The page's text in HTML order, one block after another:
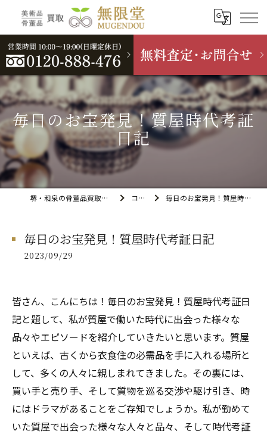
毎日のお宝発見！質屋時代考証
日記
堺・和泉の骨董品買取なら無限堂 コラム 毎日のお宝発見！質屋時代考証日記
毎日のお宝発見！質屋時代考証日記
2023/09/29
皆さん、こんにちは！毎日のお宝発見！質屋時代考証日
記と題して、私が質屋で働いた時代に出会った様々な
品々やエピソードを紹介していきたいと思います。質屋
といえば、古くから衣食住の必需品を手に入れる場所と
して、多くの人々に親しまれてきました。その裏には、
買い手と売り手、そして質物を巡る交渉や駆け引き、時
にはドラマがあることをご存知でしょうか。私が勤めて
いた質屋で出会った様々な人々と品々、そして時代考証